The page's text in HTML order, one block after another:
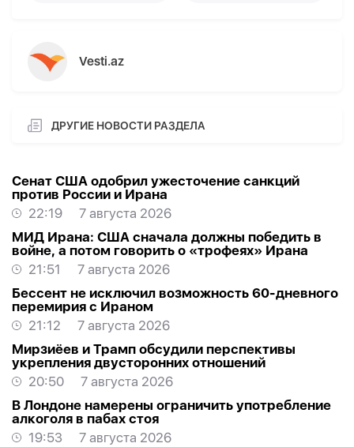
Vesti.az
ДРУГИЕ НОВОСТИ РАЗДЕЛА
Сенат США одобрил ужесточение санкций
против России и Ирана
22:19
7 августа 2026
МИД Ирана: США сначала должны победить в
войне, а потом говорить о «трофеях» Ирана
21:51
7 августа 2026
Бессент не исключил возможность 60-дневного
перемирия с Ираном
21:12
7 августа 2026
Мирзиёев и Трамп обсудили перспективы
укрепления двусторонних отношений
20:50
7 августа 2026
В Лондоне намерены ограничить употребление
алкоголя в пабах стоя
19:53
7 августа 2026